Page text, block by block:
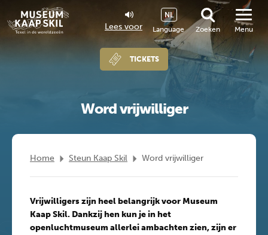
Lees voor Language
NL
Zoeken
TICKETS
Menu
Word vrijwilliger
Home Steun Kaap Skil Word vrijwilliger
Vrijwilligers zijn heel belangrijk voor Museum
Kaap Skil. Dankzij hen kun je in het
openluchtmuseum allerlei ambachten zien, zijn er